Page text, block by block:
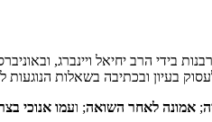
לרבנות בידי הרב יחיאל ויינברג,
; אמונה לאחר השואה; ועמו אנוכי